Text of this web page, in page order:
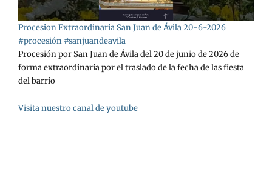
Procesion Extraordinaria San Juan de Ávila 20-6-2026
#procesión #sanjuandeavila
Procesión por San Juan de Ávila del 20 de junio de 2026 de
forma extraordinaria por el traslado de la fecha de las fiesta
del barrio
Visita nuestro canal de youtube